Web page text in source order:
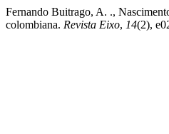
Fernando Buitrago, A. .,
colombiana. Revista Eixo, 14(2),